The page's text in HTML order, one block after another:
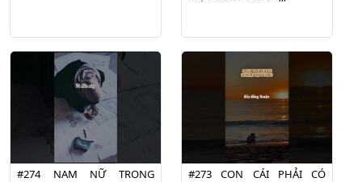
#274 NAM NỮ TRONG
#273 CON CÁI PHẢI CÓ